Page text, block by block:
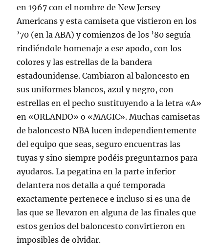
en 1967 con el nombre de New Jersey
Americans y esta camiseta que vistieron en los
’70 (en la ABA) y comienzos de los ’80 seguía
rindiéndole homenaje a ese apodo, con los
colores y las estrellas de la bandera
estadounidense. Cambiaron al baloncesto en
sus uniformes blancos, azul y negro, con
estrellas en el pecho sustituyendo a la letra «A»
en «ORLANDO» o «MAGIC». Muchas camisetas
de baloncesto NBA lucen independientemente
del equipo que seas, seguro encuentras las
tuyas y sino siempre podéis preguntarnos para
ayudaros. La pegatina en la parte inferior
delantera nos detalla a qué temporada
exactamente pertenece e incluso si es una de
las que se llevaron en alguna de las finales que
estos genios del baloncesto convirtieron en
imposibles de olvidar.